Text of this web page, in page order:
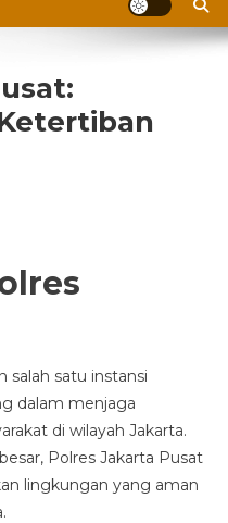
salah satu instansi
dalam menjaga
di wilayah Jakarta.
Polres Jakarta Pusat
lingkungan yang aman